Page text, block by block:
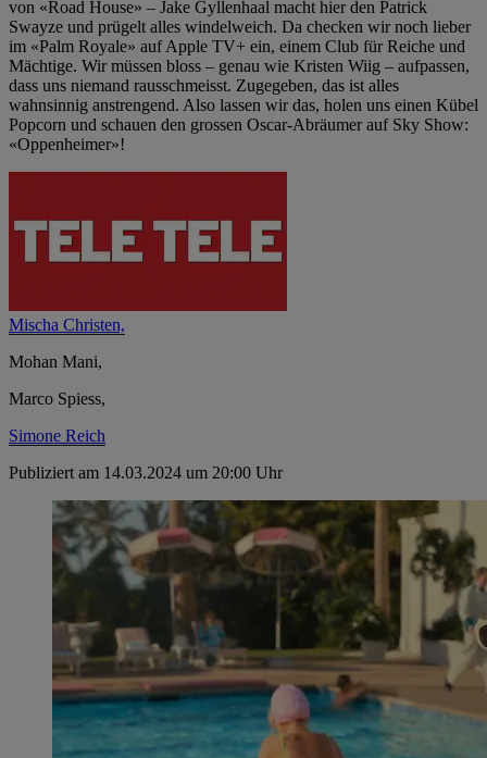
von «Road House» – Jake Gyllenhaal macht hier den Patrick
Swayze und prügelt alles windelweich. Da checken wir noch lieber
im «Palm Royale» auf Apple TV+ ein, einem Club für Reiche und
Mächtige. Wir müssen bloss – genau wie Kristen Wiig – aufpassen,
dass uns niemand rausschmeisst. Zugegeben, das ist alles
wahnsinnig anstrengend. Also lassen wir das, holen uns einen Kübel
Popcorn und schauen den grossen Oscar-Abräumer auf Sky Show:
«Oppenheimer»!
Mischa Christen,
Mohan Mani,
Marco Spiess,
Simone Reich
Publiziert am 14.03.2024 um 20:00 Uhr